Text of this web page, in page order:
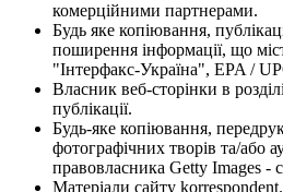
комерційними партнерами.
Будь яке копіювання,
поширення інформації, що
"Інтерфакс-Україна", EPA /
Власник веб-сторінки в
публікації.
Будь-яке копіювання,
фотографічних творів та/або
правовласника Getty Images -
Матеріали сайту